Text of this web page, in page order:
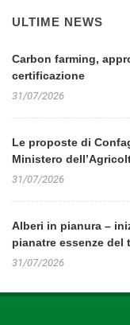
ULTIME NEWS
Carbon farming,
certificazione
31/07/2026
Le proposte di
Ministero
31/07/2026
Alberi in pianura –
pianatre essenze del
31/07/2026